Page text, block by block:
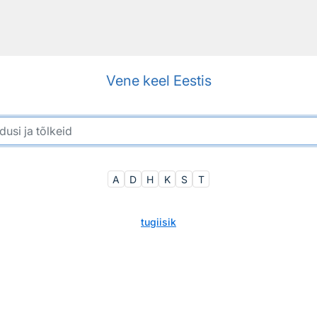
Vene keel Eestis
A D H K S T
tugiisik